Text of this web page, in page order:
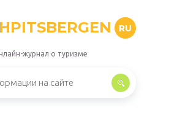
RU
журнал о туризме